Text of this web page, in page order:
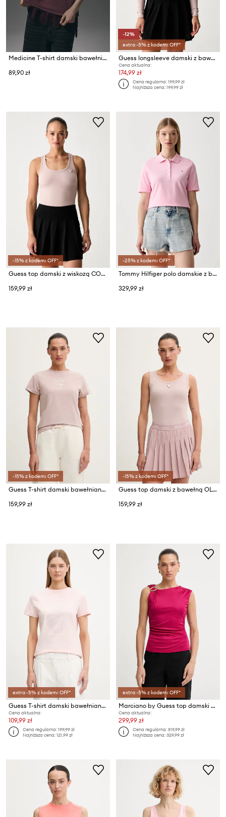
Medicine T-shirt damski bawełniany
89,90 zł
-12%
extra -5% z kodem: OFF*
Guess longsleeve damski z bawełną
Cena aktualna:
174,99 zł
Cena regularna:199,99 zł
Najniższa cena:199,99 zł
-15% z kodem: OFF*
Guess top damski z wiskozą COLETTE
159,99 zł
-25% z kodem: OFF*
Tommy Hilfiger polo damskie z bawełną
329,99 zł
-15% z kodem: OFF*
Guess T-shirt damski bawełniany z elastanem COLETTE
159,99 zł
-15% z kodem: OFF*
Guess top damski z bawełną OLYMPE
159,99 zł
extra -5% z kodem: OFF*
Guess T-shirt damski bawełniany z elastanem ROMY
Cena aktualna:
109,99 zł
Cena regularna:199,99 zł
Najniższa cena:121,99 zł
extra -5% z kodem: OFF*
Marciano by Guess top damski z wiskozy INES
Cena aktualna:
299,99 zł
Cena regularna:519,99 zł
Najniższa cena:329,99 zł